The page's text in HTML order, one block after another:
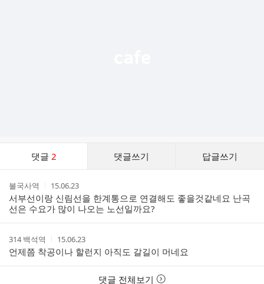
댓글 2 댓글쓰기 답글쓰기
트
작
성
자
불국사역
작
성
시
간
15.06.23
서부선이랑 신림선을 한계통으로 연결해도 좋을것같네요 난곡
선은 수요가 많이 나오는 노선일까요?
작
성
자
314 백석역
작
성
시
간
15.06.23
언제쯤 착공이나 할런지 아직도 갈길이 머네요
댓글 전체보기